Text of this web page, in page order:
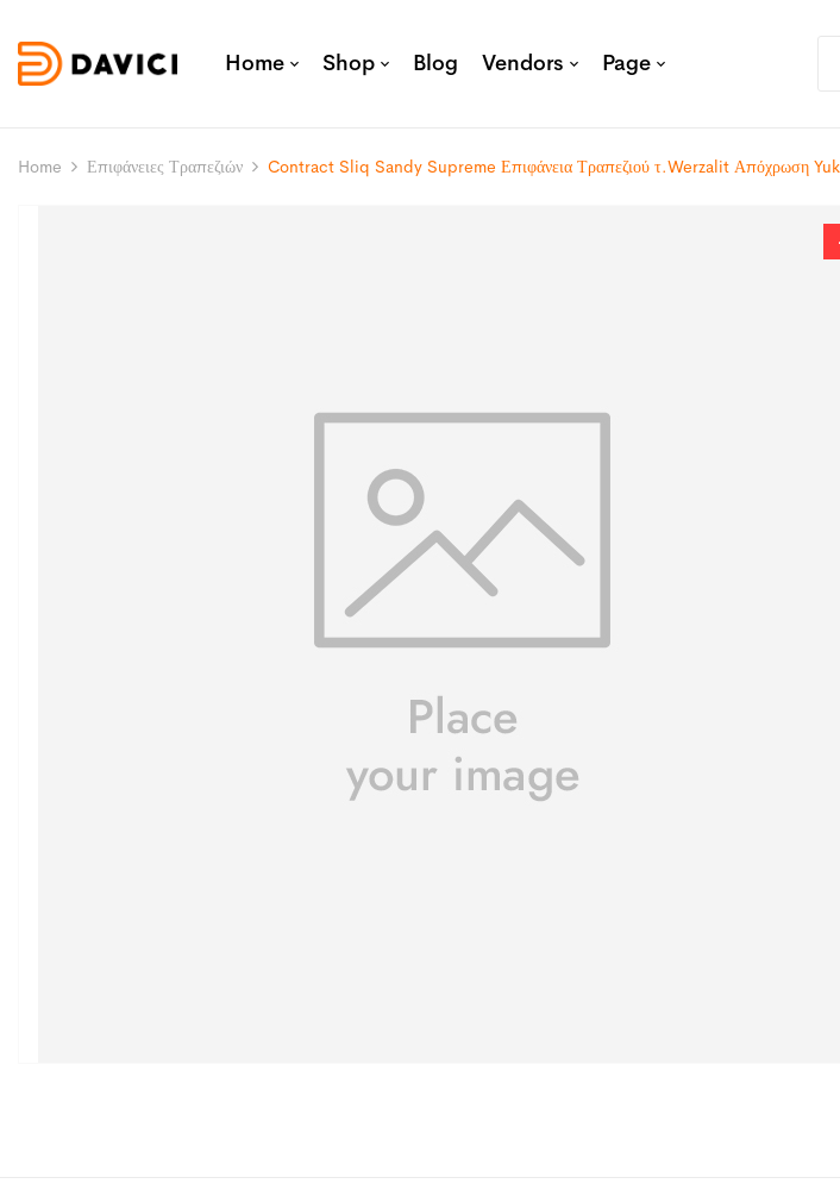
Home Shop Blog Vendors Page
Home Επιφάνειες Τραπεζιών Contract Sliq Sandy Supreme Επιφάνεια Τραπεζιού τ.Werzalit Απόχρωση